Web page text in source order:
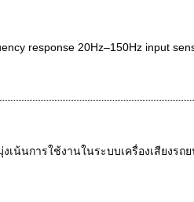
response 20Hz–150Hz input
นการใช้งานในระบบเครื่องเสียงรถ